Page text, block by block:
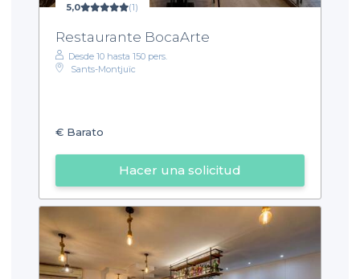
5,0 (1)
Restaurante BocaArte
Desde 10 hasta 150 pers.
Sants-Montjuïc
€ Barato
Hacer una solicitud